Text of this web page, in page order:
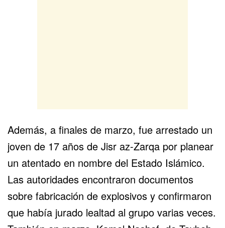
Además, a finales de marzo, fue arrestado un
joven de 17 años de Jisr az-Zarqa por planear
un atentado en nombre del Estado Islámico.
Las autoridades encontraron documentos
sobre fabricación de explosivos y confirmaron
que había jurado lealtad al grupo varias veces.